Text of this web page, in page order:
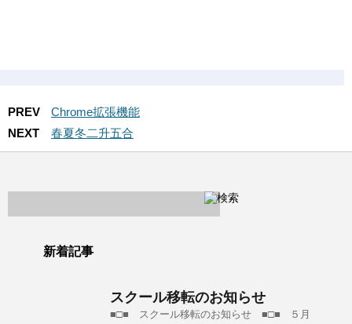
PREV
Chrome拡張機能
NEXT
春夏冬二升五合
新着記事
スクール移転のお知らせ
■□■ スクール移転のお知らせ ■□■ ５月